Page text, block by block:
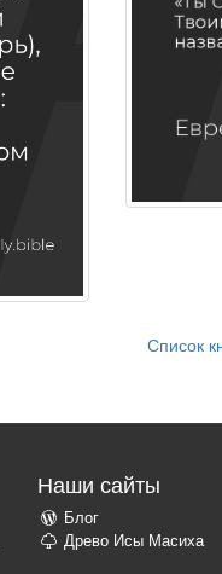
Список
Наши сайты
Блог
Древо Исы Масиха